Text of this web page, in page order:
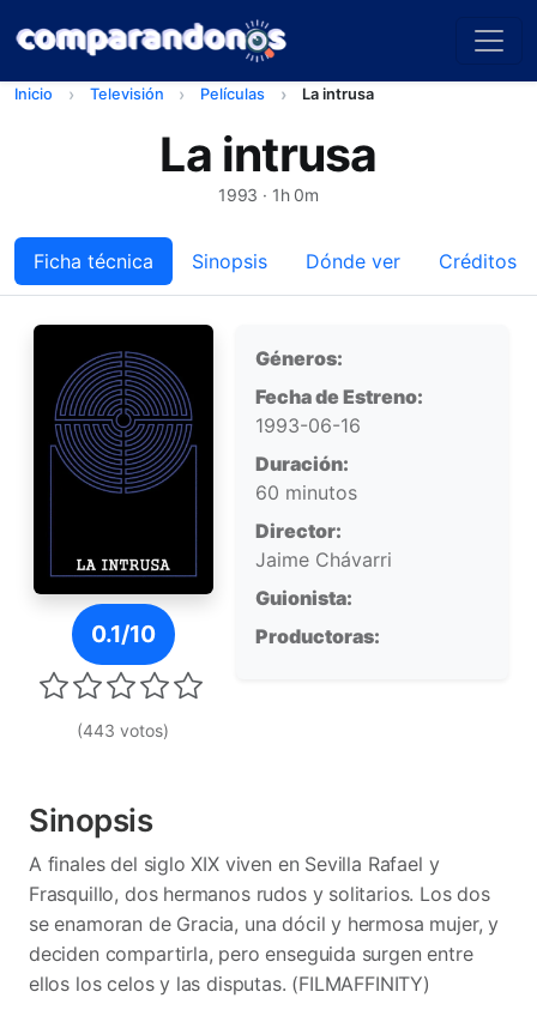
Inicio Televisión Películas La intrusa
La intrusa
1993 · 1h 0m
Ficha técnica Sinopsis Dónde ver Créditos
Ficha técnica
Póster de La intrusa
0.1/10
(443 votos)
Géneros:
Fecha de Estreno:
1993-06-16
Duración:
60 minutos
Director:
Jaime Chávarri
Guionista:
Productoras:
Sinopsis
A finales del siglo XIX viven en Sevilla Rafael y
Frasquillo, dos hermanos rudos y solitarios. Los dos
se enamoran de Gracia, una dócil y hermosa mujer, y
deciden compartirla, pero enseguida surgen entre
ellos los celos y las disputas. (FILMAFFINITY)